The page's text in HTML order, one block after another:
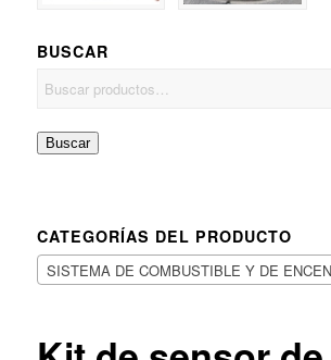
BUSCAR
Buscar
CATEGORÍAS DEL PRODUCTO
SISTEMA DE COMBUSTIBLE Y DE